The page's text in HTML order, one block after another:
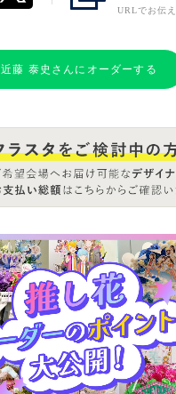
URLでお伝
近藤 泰史さんにオーダーする